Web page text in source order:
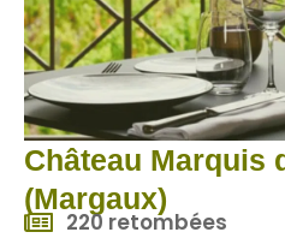
Château Marquis
(Margaux)
220 retombées